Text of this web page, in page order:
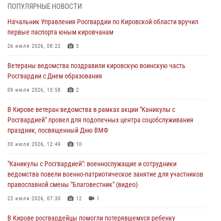
инструмента
07 августа 2026, 08:39
хулиганстве
06 августа 2026, 07:00
почетные знаки и грамоты росгвардейцам (видео)
05 августа 2026, 11:00
В Кирове росгвардейцы задержали подозреваемую в сбыте
04 августа 2026, 09:30
ПОПУЛЯРНЫЕ НОВОСТИ
Начальник Управления Росгвардии по Кировской области вручил
первые паспорта юным кировчанам
26 июля 2026, 08:22 3
Ветераны ведомства поздравили кировскую воинскую часть
Росгвардии с Днем образования
09 июля 2026, 13:58 2
В Кирове ветеран ведомства в рамках акции "Каникулы с
Росгвардией" провел для подопечных центра соцобслуживания
праздник, посвященный Дню ВМФ
30 июля 2026, 12:49 10
"Каникулы с Росгвардией": военнослужащие и сотрудники
ведомства повели военно-патриотическое занятие для участников
православной смены "Благовестник" (видео)
23 июля 2026, 07:30 12 1
В Кирове росгвардейцы помогли потерявшемуся ребенку